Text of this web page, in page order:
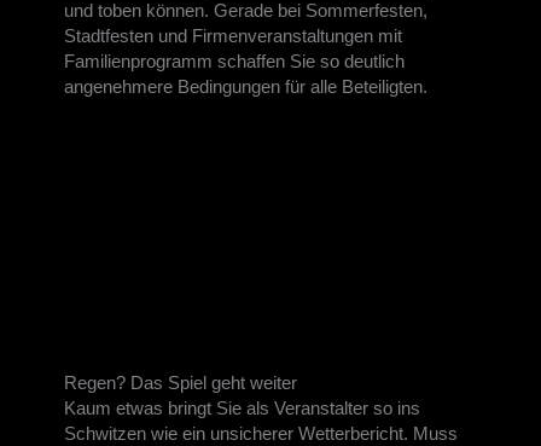
und toben können. Gerade bei Sommerfesten,
Stadtfesten und Firmenveranstaltungen mit
Familienprogramm schaffen Sie so deutlich
angenehmere Bedingungen für alle Beteiligten.
Regen? Das Spiel geht weiter
Kaum etwas bringt Sie als Veranstalter so ins
Schwitzen wie ein unsicherer Wetterbericht. Muss